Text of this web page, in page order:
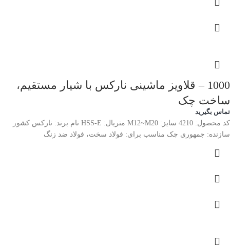
1000 – قلاویز ماشینی نارکس با شیار مستقیم،
ساخت چک
تماس بگیرید
کد محصول: 4210 سایز: M12~M20 متریال: HSS-E نام برند: نارکس کشور
سازنده: جمهوری چک مناسب برای: فولاد سخت، فولاد ضد زنگ